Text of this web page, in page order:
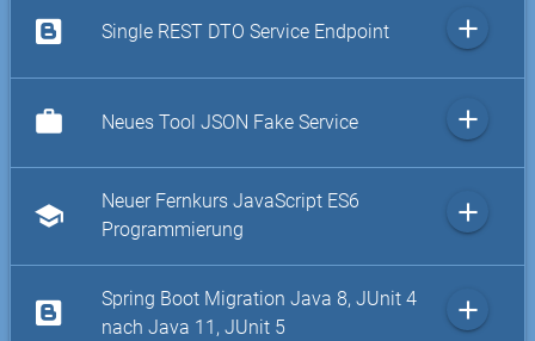
Single REST DTO Service Endpoint add
work Neues Tool JSON Fake Service add
school
Neuer Fernkurs JavaScript ES6
Programmierung
add
Spring Boot Migration Java 8, JUnit 4
nach Java 11, JUnit 5
add